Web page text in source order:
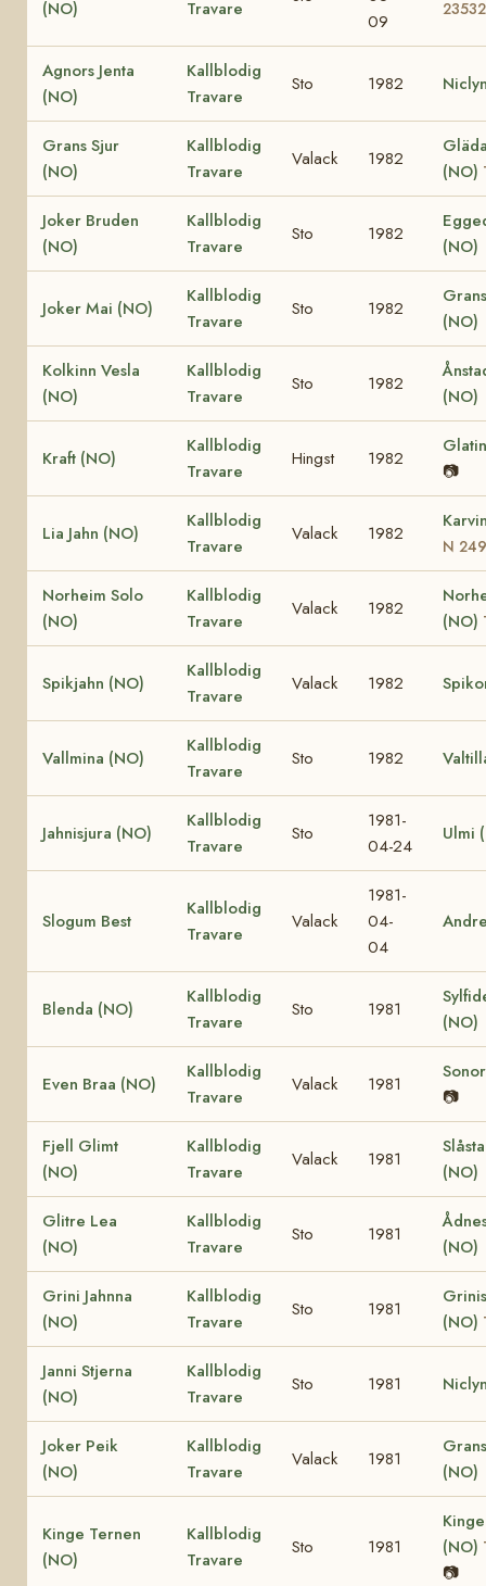
(NO) Travare
09
23532
Agnors Jenta
(NO)
Kallblodig
Travare
Sto 1982
Grans Sjur
(NO)
Kallblodig
Travare
Valack 1982
(NO)
Joker Bruden
(NO)
Kallblodig
Travare
Sto 1982
(NO)
Joker Mai (NO)
Kallblodig
Travare
Sto 1982
(NO)
Kolkinn Vesla
(NO)
Kallblodig
Travare
Sto 1982
(NO)
Kraft (NO)
Kallblodig
Travare
Hingst 1982
📷
Lia Jahn (NO)
Kallblodig
Travare
Valack 1982
N
Norheim Solo
(NO)
Kallblodig
Travare
Valack 1982
(NO)
Spikjahn (NO)
Kallblodig
Travare
Valack 1982
Vallmina (NO)
Kallblodig
Travare
Sto 1982
Jahnisjura (NO)
Kallblodig
Travare
Sto
1981-
04-24
Ulmi
Slogum Best
Kallblodig
Travare
Valack
1981-
04-
04
Blenda (NO)
Kallblodig
Travare
Sto 1981
(NO)
Even Braa (NO)
Kallblodig
Travare
Valack 1981
📷
Fjell Glimt
(NO)
Kallblodig
Travare
Valack 1981
(NO)
Glitre Lea
(NO)
Kallblodig
Travare
Sto 1981
(NO)
Grini Jahnna
(NO)
Kallblodig
Travare
Sto 1981
(NO)
Janni Stjerna
(NO)
Kallblodig
Travare
Sto 1981
Joker Peik
(NO)
Kallblodig
Travare
Valack 1981
(NO)
Kinge Ternen
(NO)
Kallblodig
Travare
Sto 1981
(NO)
📷